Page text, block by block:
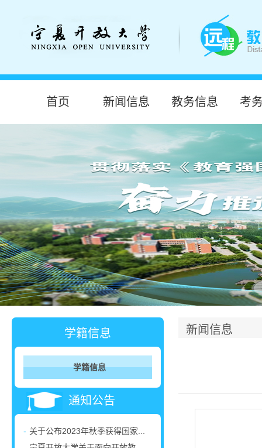
首页 新闻信息 教务信息 考
学籍信息
学籍信息
通知公告
- 关于公布2023年秋季获得国家...
新闻信息